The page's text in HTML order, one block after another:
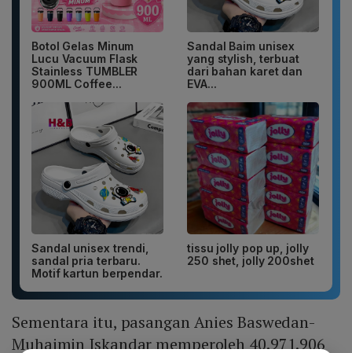
Botol Gelas Minum
Lucu Vacuum Flask
Stainless TUMBLER
900ML Coffee...
Sandal Baim unisex
yang stylish, terbuat
dari bahan karet dan
EVA...
Sandal unisex trendi,
sandal pria terbaru.
Motif kartun berpendar.
tissu jolly pop up, jolly
250 shet, jolly 200shet
Sementara itu, pasangan Anies Baswedan-
Muhaimin Iskandar memperoleh 40.971.906